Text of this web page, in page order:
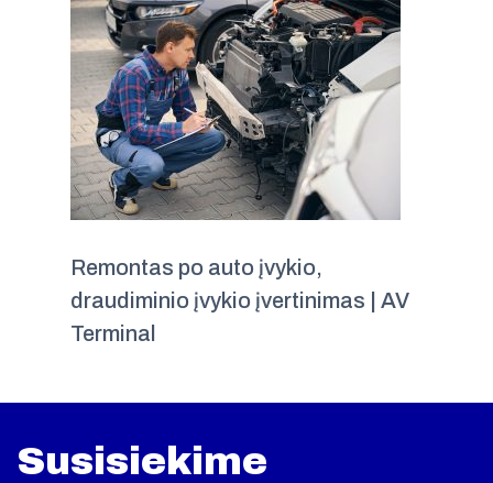
Remontas po auto įvykio,
draudiminio įvykio įvertinimas | AV
Terminal
Susisiekime